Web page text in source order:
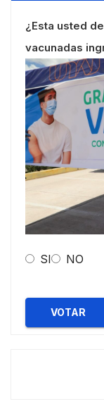
¿Esta usted
vacunadas
SI NO
VOTAR